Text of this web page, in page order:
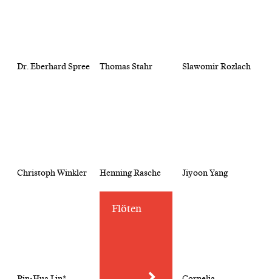
Dr. Eberhard Spree Thomas Stahr Slawomir Rozlach
Christoph Winkler Henning Rasche Jiyoon Yang
Flöten